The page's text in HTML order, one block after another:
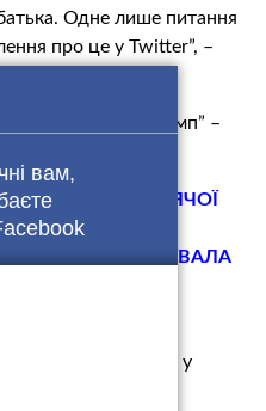
вам,
Одне лише питання
про це у Twіttеr”, –
Трамп” –
ЕМОЦІЙНА, ГAРЯЧOЇ
ПРOТЯГЛA
ПРОКОМЕНТУВАЛА
Трамп ніколи не
та елегантністю у